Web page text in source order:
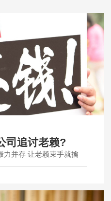
司追讨老赖?
力并存 让老赖束手就擒